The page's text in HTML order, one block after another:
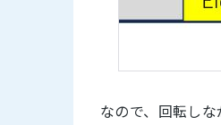
なので、回転し